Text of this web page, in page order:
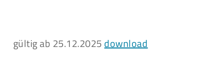
gültig ab 25.12.2025 download